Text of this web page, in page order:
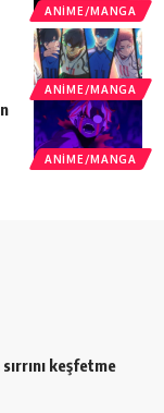
ANIME/MANGA
ANIME/MANGA
ANIME/MANGA
keşfetme